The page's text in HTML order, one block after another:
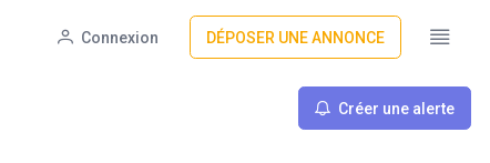
Connexion DÉPOSER UNE ANNONCE
Créer une alerte